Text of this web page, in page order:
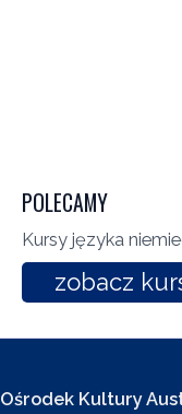
POLECAMY
Kursy języka
zobacz
Ośrodek Kultury